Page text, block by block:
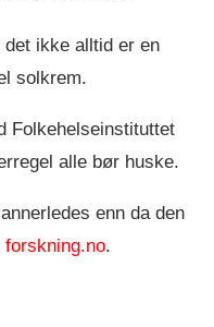
det ikke alltid er en
solkrem.
Folkehelseinstituttet
alle bør huske.
enn da den
forskning.no.